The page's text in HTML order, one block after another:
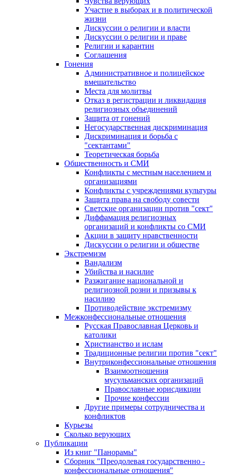
Участие в выборах и в политической
жизни
Дискуссии о религии и власти
Дискуссии о религии и праве
Религии и карантин
Соглашения
Гонения
Административное и полицейское
вмешательство
Места для молитвы
Отказ в регистрации и ликвидация
религиозных объединений
Защита от гонений
Негосударственная дискриминация
Дискриминация и борьба с
"сектантами"
Теоретическая борьба
Общественность и СМИ
Конфликты с местным населением и
организациями
Конфликты с учреждениями культуры
Защита права на свободу совести
Светские организации против "сект"
Диффамация религиозных
организаций и конфликты со СМИ
Акции в защиту нравственности
Дискуссии о религии и обществе
Экстремизм
Вандализм
Убийства и насилие
Разжигание национальной и
религиозной розни и призывы к
насилию
Противодействие экстремизму
Межконфессиональные отношения
Русская Православная Церковь и
католики
Христианство и ислам
Традиционные религии против "сект"
Внутриконфессиональные отношения
Взаимоотношения
мусульманских организаций
Православные юрисдикции
Прочие конфессии
Другие примеры сотрудничества и
конфликтов
Курьезы
Сколько верующих
Публикации
Из книг "Панорамы"
Сборник "Преодолевая государственно -
конфессиональные отношения"